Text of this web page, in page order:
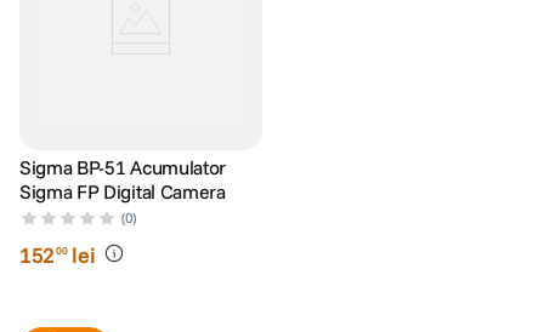
Sigma BP-51 Acumulator
Sigma FP Digital Camera
(0)
15200 lei